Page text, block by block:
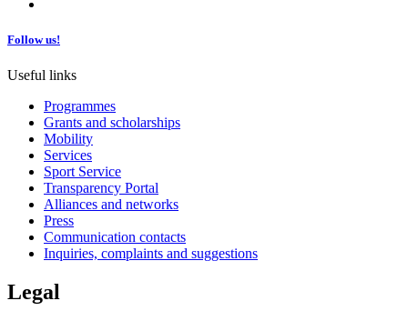
Follow us!
Useful links
Programmes
Grants and scholarships
Mobility
Services
Sport Service
Transparency Portal
Alliances and networks
Press
Communication contacts
Inquiries, complaints and suggestions
Legal